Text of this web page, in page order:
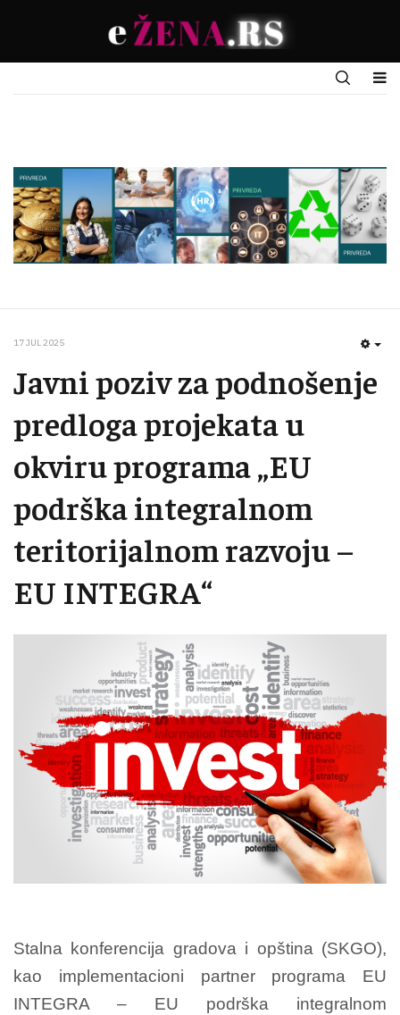
17 JUL 2025
Javni poziv za podnošenje
predloga projekata u
okviru programa „EU
podrška integralnom
teritorijalnom razvoju –
EU INTEGRA“
Stalna konferencija gradova i opština (SKGO),
kao implementacioni partner programa EU
INTEGRA – EU podrška integralnom